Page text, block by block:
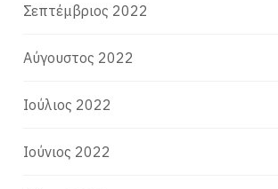
Σεπτέμβριος 2022
Αύγουστος 2022
Ιούλιος 2022
Ιούνιος 2022